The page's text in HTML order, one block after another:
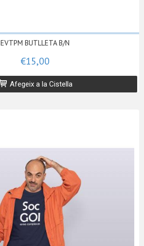
EVTPM BUTLLETA B/N
€15,00
Afegeix a la Cistella